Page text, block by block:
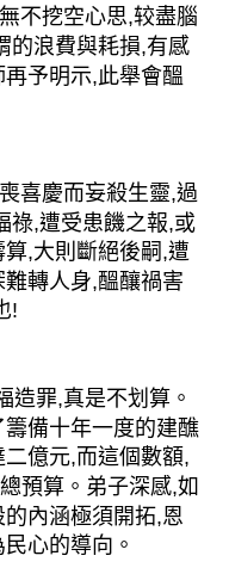
不挖空心思,较盡腦
的浪費與耗損,有感
予明示,此舉會醞
喜慶而妄殺生靈,過
祿,遭受患饑之報,或
,大則斷絕後嗣,遭
轉人身,醞釀禍害
!
造罪,真是不划算。
備十年一度的建醮
億元,而這個數額,
預算。弟子深感,如
內涵極須開拓,恩
心的導向。